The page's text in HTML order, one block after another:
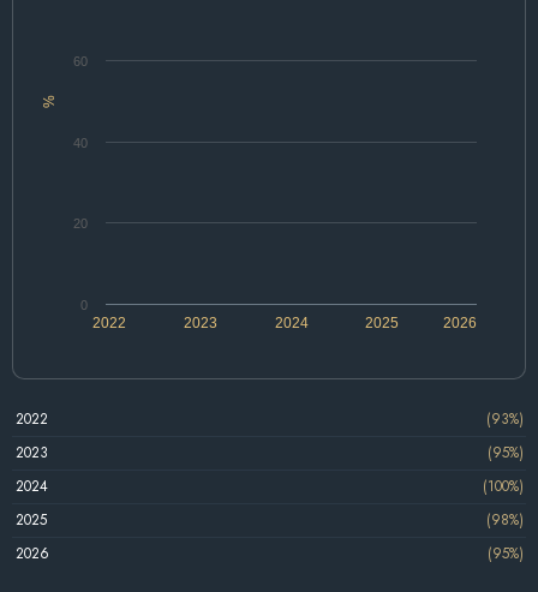
%
2022 2024 2026
2023 2025
0
20
40
60
2022
(93%)
2023
(95%)
2024
(100%)
2025
(98%)
2026
(95%)